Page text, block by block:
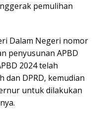
pemulihan
Dalam Negeri nomor
penyusunan APBD
2024 telah
dan DPRD, kemudian
untuk dilakukan